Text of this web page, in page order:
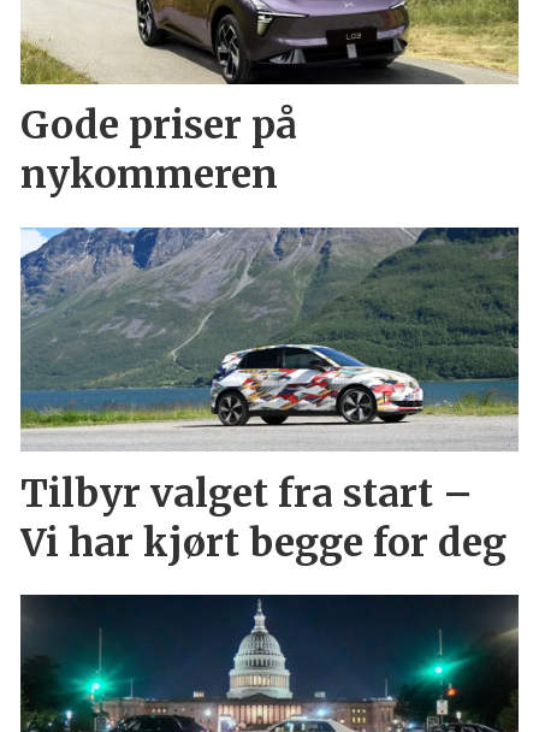
Gode priser på
nykommeren
Tilbyr valget fra start –
Vi har kjørt begge for deg